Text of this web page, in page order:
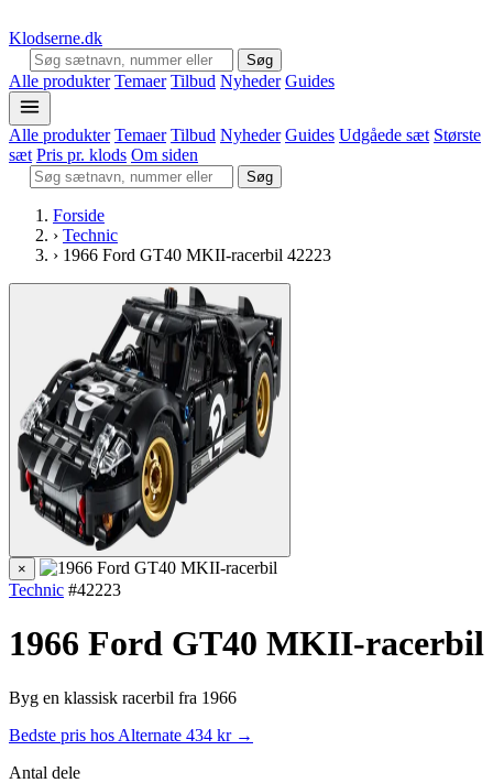
Klodserne.dk
Søg
Alle produkter Temaer Tilbud Nyheder Guides
Alle produkter Temaer Tilbud Nyheder Guides Udgåede sæt Største
sæt Pris pr. klods Om siden
Søg
Forside
› Technic
› 1966 Ford GT40 MKII-racerbil 42223
×
Technic #42223
1966 Ford GT40 MKII-racerbil
Byg en klassisk racerbil fra 1966
Bedste pris hos Alternate 434 kr →
Antal dele